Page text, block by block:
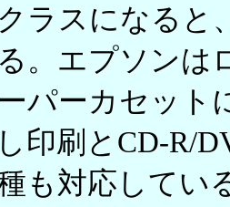
ラスになると
。エプソンは
パーカセット
印刷とCD-R/
も対応してい